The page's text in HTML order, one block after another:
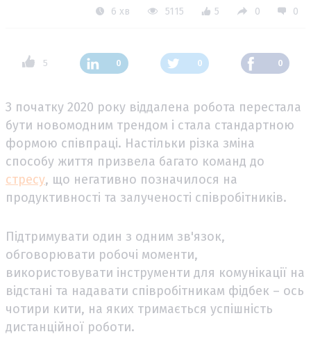
6 хв
5115 5 0 0
5 0 0 0
З початку 2020 року віддалена робота перестала
бути новомодним трендом і стала стандартною
формою співпраці. Настільки різка зміна
способу життя призвела багато команд до
стресу, що негативно позначилося на
продуктивності та залученості співробітників.
Підтримувати один з одним зв'язок,
обговорювати робочі моменти,
використовувати інструменти для комунікації на
відстані та надавати співробітникам фідбек – ось
чотири кити, на яких тримається успішність
дистанційної роботи.